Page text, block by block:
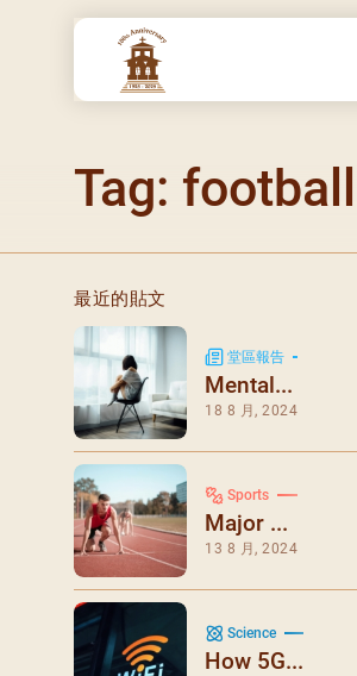
Tag: football
最近的貼文
堂區報告
Mental...
18 8 月, 2024
Sports
Major ...
13 8 月, 2024
Science
How 5G...